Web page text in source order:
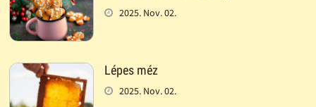
2025. Nov. 02.
Lépes méz
2025. Nov. 02.